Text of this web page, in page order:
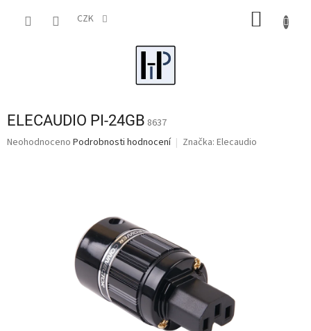
CZK
ELECAUDIO PI-24GB 8637
Průměrné
Neohodnoceno Podrobnosti hodnocení Značka: Elecaudio